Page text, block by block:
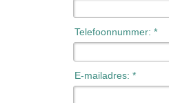
Telefoonnummer: *
E-mailadres: *